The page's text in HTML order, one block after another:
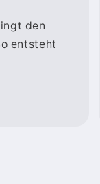
den
entsteht